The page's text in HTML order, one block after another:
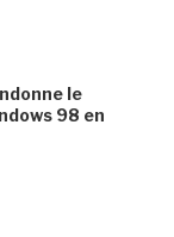
le
98 en